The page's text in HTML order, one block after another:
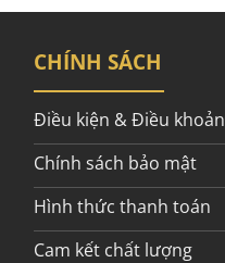
CHÍNH SÁCH
Điều kiện & Điều khoản
Chính sách bảo mật
Hình thức thanh toán
Cam kết chất lượng